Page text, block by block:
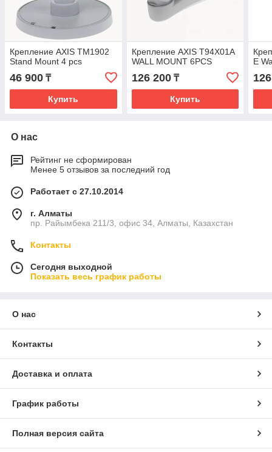
Крепление AXIS TM1902
Stand Mount 4 pcs
46 900 ₸
Купить
Крепление AXIS T94X01A
WALL MOUNT 6PCS
126 200₸
Купить
E
О нас
Рейтинг не сформирован
Менее 5 отзывов за последний год
Работает с 27.10.2014
г. Алматы
пр. Райымбека 211/3, офис 34, Алматы, Казахстан
Контакты
Сегодня выходной
Показать весь график работы
О нас
Контакты
Доставка и оплата
График работы
Полная версия сайта